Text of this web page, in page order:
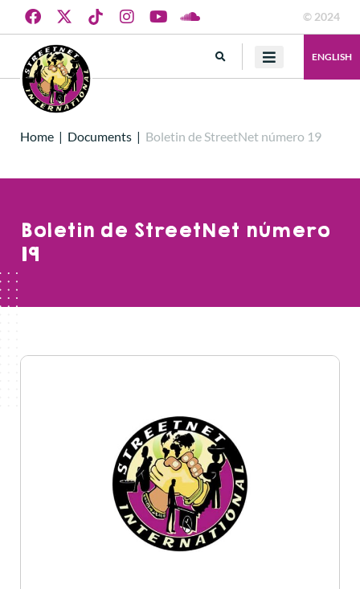
© 2024
ENGLISH
Home | Documents | Boletin de StreetNet número 19
Boletin de StreetNet número
19